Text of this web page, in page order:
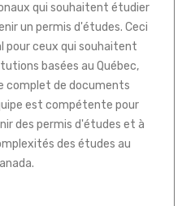
qui souhaitent étudier
un permis d'études. Ceci
pour ceux qui souhaitent
basées au Québec,
complet de documents
est compétente pour
des permis d'études et à
des études au